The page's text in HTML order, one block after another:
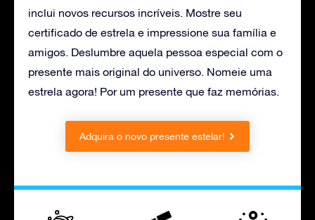
inclui novos recursos incríveis. Mostre seu
certificado de estrela e impressione sua família e
amigos. Deslumbre aquela pessoa especial com o
presente mais original do universo. Nomeie uma
estrela agora! Por um presente que faz memórias.
Adquira o novo presente estelar!